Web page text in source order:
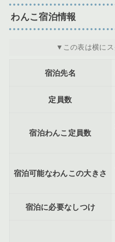
わんこ宿泊情報
宿泊先名
定員数
宿泊わんこ定員数
宿泊可能なわんこの大きさ
宿泊に必要なしつけ